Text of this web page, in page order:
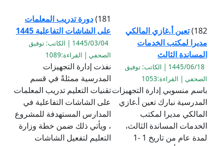
182) تعين أ.غازي المالكي
مديرا لمكتب الخدمات
المساندة الثالث
1445/06/18 | الكاتب: توفيق
الصحفي | القراءة:1053
باسم منسوبي إدارة التجهيزات
المدرسية نبارك تعين أ.غازي
المالكي مديرا لمكتب
الخدمات المساندة الثالث،
لمدة عام من تاريخ 1 -1
181) دورة تدريب المعلمات
على الشاشات التفاعلية 1445
1445/03/04 | الكاتب: توفيق
الصحفي | القراءة:1089
نفذت إدارة التجهيزات
المدرسية ممثلةً في قسم
تقنيات التعليم تدريب المعلمات
على الشاشات التفاعلية في
المدارس المستهدفة للمشروع
، ويأتي ذلك ضمن خطة وزارة
التعليم لتفعيل الشاشات